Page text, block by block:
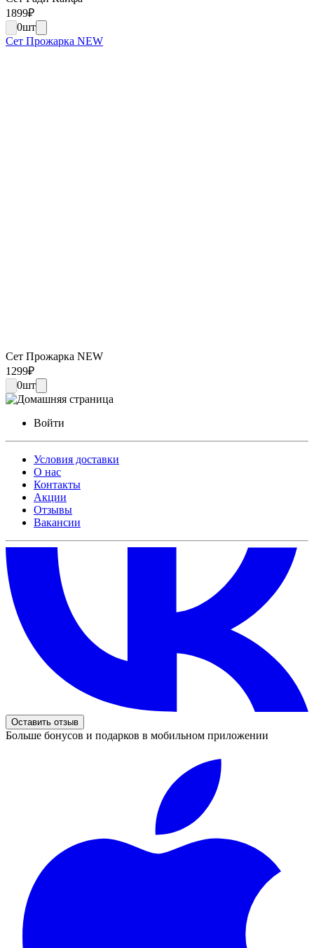
1899₽
0шт
Сет Прожарка NEW
Сет Прожарка NEW
1299₽
0шт
Войти
Условия доставки
О нас
Контакты
Акции
Отзывы
Вакансии
Оставить отзыв
Больше бонусов и подарков в мобильном приложении